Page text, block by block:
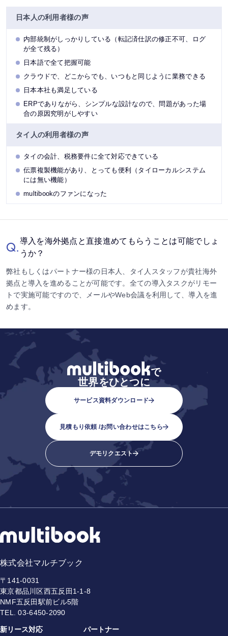
日本人の利用者様の声
内部統制がしっかりしている（転記済仕訳の修正不可、ログ
が全て残る）
日本語で全て把握可能
クラウドで、どこからでも、いつもと同じように業務できる
日本本社も満足している
ERPでありながら、シンプルな設計なので、問題があった場
合の原因究明がしやすい
タイ人の利用者様の声
タイの会計、税務要件に全て対応できている
伝票複製機能があり、とっても便利（タイローカルシステム
には無い機能）
multibookのファンになった
Q.導入を海外拠点と直接進めてもらうことは可能でしょ
うか？
弊社もしくはパートナー様の日本人、タイ人スタッフが貴社海外
拠点と導入を進めることが可能です。全ての導入タスクがリモー
トで実施可能ですので、メールやWeb会議を利用して、導入を進
めます。
で
世界をひとつに
サービス資料ダウンロード
見積もり依頼 /お問い合わせはこちら
デモリクエスト
株式会社マルチブック
〒141-0031
東京都品川区西五反田1-1-8
NMF五反田駅前ビル5階
TEL.03-6450-2090
新リース対応 パートナー